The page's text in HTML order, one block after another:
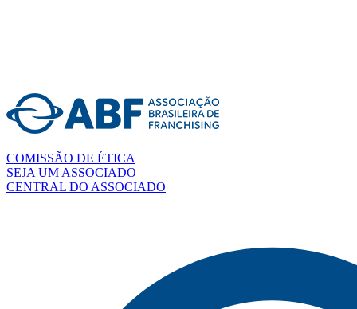
COMISSÃO DE ÉTICA
SEJA UM ASSOCIADO
CENTRAL DO ASSOCIADO